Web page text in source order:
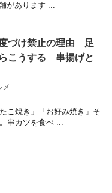
があります ...
づけ禁止の理由 足
こうする 串揚げと
メ
こ焼き」「お好み焼き」そ
串カツを食べ ...